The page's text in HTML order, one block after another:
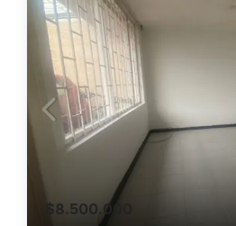
$8.500.000